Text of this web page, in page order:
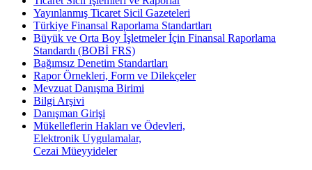
Yayınlanmış Ticaret Sicil Gazeteleri
Türkiye Finansal Raporlama Standartları
Büyük ve Orta Boy İşletmeler İçin Finansal Raporlama
Standardı (BOBİ FRS)
Bağımsız Denetim Standartları
Rapor Örnekleri, Form ve Dilekçeler
Mevzuat Danışma Birimi
Bilgi Arşivi
Danışman Girişi
Mükelleflerin Hakları ve Ödevleri,
Elektronik Uygulamalar,
Cezai Müeyyideler